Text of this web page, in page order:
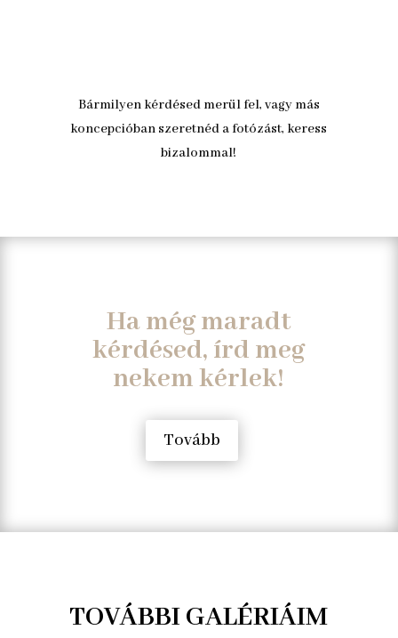
Bármilyen kérdésed merül fel, vagy más
koncepcióban szeretnéd a fotózást, keress
bizalommal!
Ha még maradt
kérdésed, írd meg
nekem kérlek!
Tovább
TOVÁBBI GALÉRIÁIM